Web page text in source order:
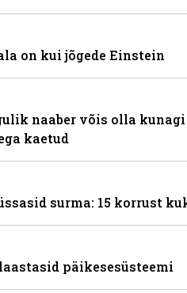
on kui jõgede Einstein
naaber võis olla
kaetud
surma: 15 korrust
päikesesüsteemi